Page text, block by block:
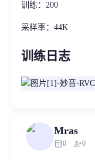
训练：200
采样率：44K
训练日志
Mras
inventory_20 person_add0